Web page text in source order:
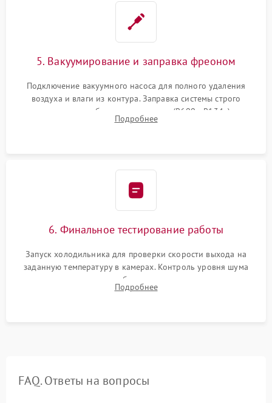
5. Вакуумирование и заправка фреоном
Подключение вакуумного насоса для полного удаления
воздуха и влаги из контура. Заправка системы строго
дозированным объемом хладагента (R600a, R134a) по
электронным весам. Контроль рабочего давления в системе.
Подробнее
6. Финальное тестирование работы
Запуск холодильника для проверки скорости выхода на
заданную температуру в камерах. Контроль уровня шума
компрессора, отсутствия обмерзания стенок и корректного
срабатывания системы автоматической оттайки.
Подробнее
FAQ. Ответы на вопросы